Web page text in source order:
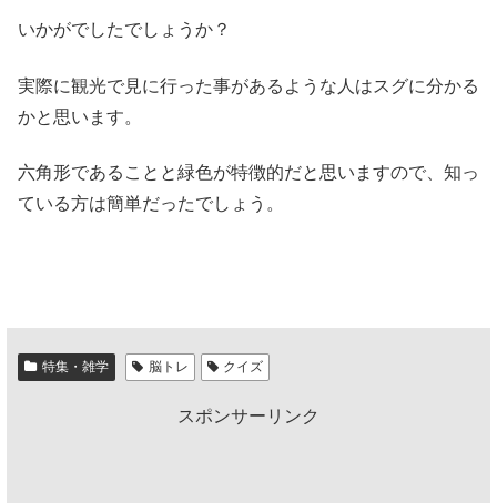
いかがでしたでしょうか？
実際に観光で見に行った事があるような人はスグに分かる
かと思います。
六角形であることと緑色が特徴的だと思いますので、知っ
ている方は簡単だったでしょう。
特集・雑学 脳トレ クイズ
スポンサーリンク